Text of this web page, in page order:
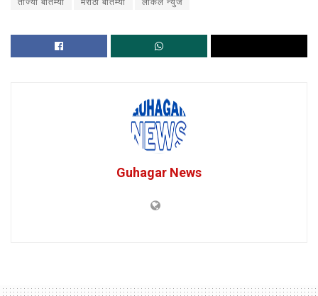
ताज्या बातम्या मराठी बातम्या लोकल न्युज
Guhagar News